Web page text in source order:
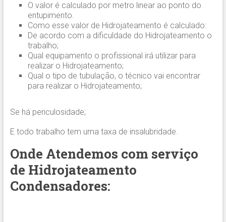
O valor é calculado por metro linear ao ponto do
entupimento.
Como esse valor de Hidrojateamento é calculado:
De acordo com a dificuldade do Hidrojateamento o
trabalho;
Qual equipamento o profissional irá utilizar para
realizar o Hidrojateamento;
Qual o tipo de tubulação, o técnico vai encontrar
para realizar o Hidrojateamento;
Se há periculosidade;
E todo trabalho tem uma taxa de insalubridade.
Onde Atendemos com serviço
de Hidrojateamento
Condensadores: